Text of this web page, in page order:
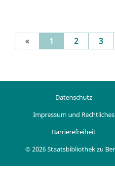
« 1 (current)
2 3
Datenschutz
Impressum und Rechtliches
Barrierefreiheit
© 2026 Staatsbibliothek zu